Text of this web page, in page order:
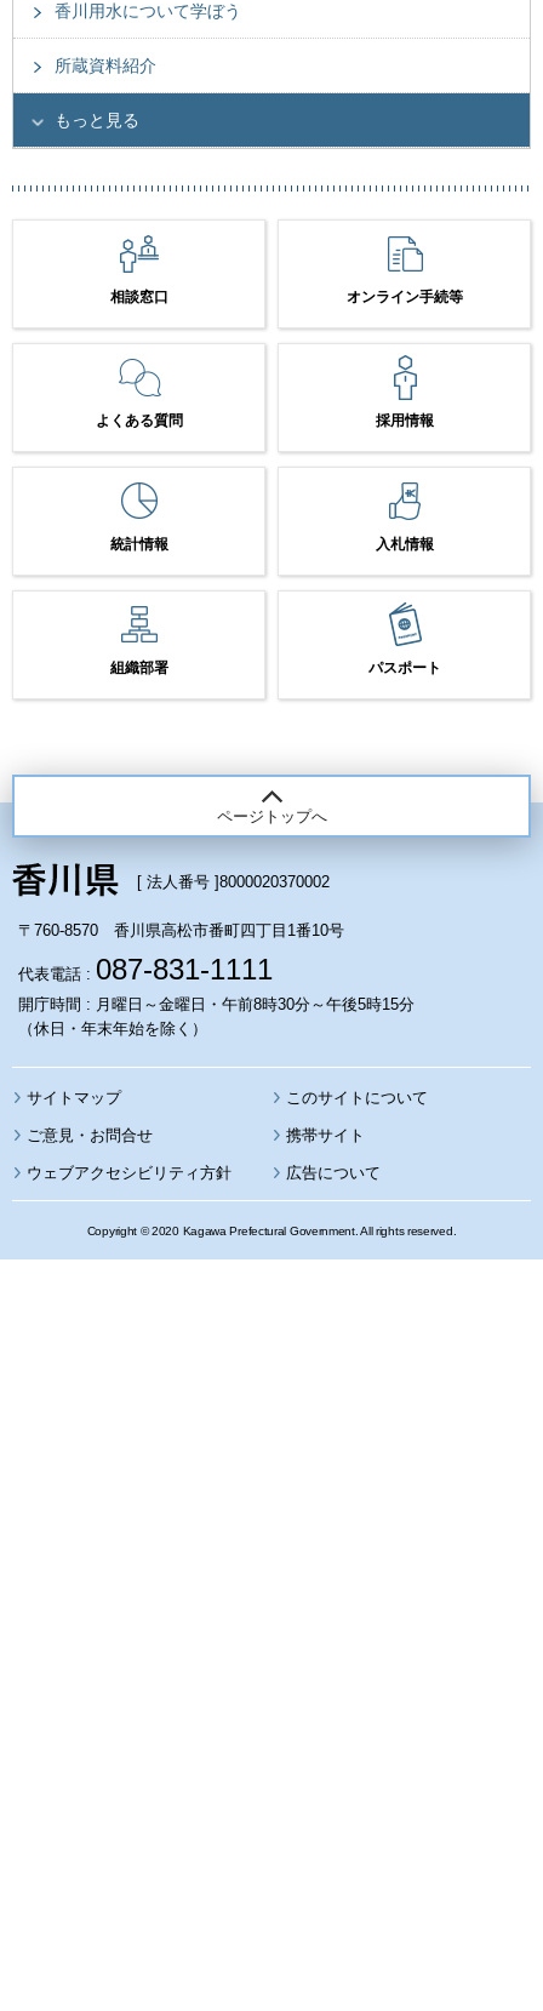
香川用水について学ぼう
所蔵資料紹介
もっと見る
相談窓口 オンライン手続等
よくある質問 採用情報
統計情報 入札情報
組織部署 パスポート
ページトップへ
[ 法人番号 ]8000020370002
〒760-8570 香川県高松市番町四丁目1番10号
代表電話 : 087-831-1111
開庁時間 : 月曜日～金曜日・午前8時30分～午後5時15分
（休日・年末年始を除く）
サイトマップ このサイトについて
携帯サイト
ウェブアクセシビリティ方針 広告について
Copyright © 2020 Kagawa Prefectural Government. All rights reserved.